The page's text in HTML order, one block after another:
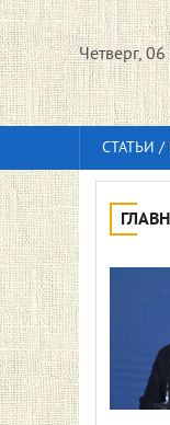
Четверг,
СТАТЬИ